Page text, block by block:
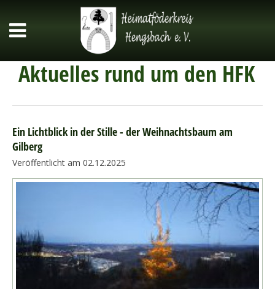
Aktuelles rund um den HFK
Ein Lichtblick in der Stille - der Weihnachtsbaum am
Gilberg
Veröffentlicht am 02.12.2025